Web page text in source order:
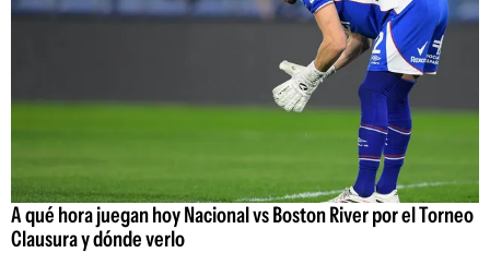
A qué hora juegan hoy Nacional vs Boston River por el Torneo
Clausura y dónde verlo